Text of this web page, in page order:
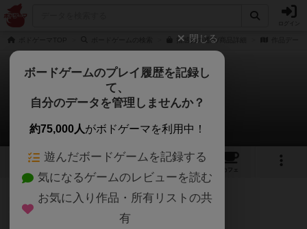
指感覚の通販/商品詳細
指感覚
1件のルール/インスト
5 1
カフェ
131名
閉じる
ボードゲームのプレイ履歴を記録し
て、
自分のデータを管理しませんか？
約75,000人がボドゲーマを利用中！
遊んだボードゲームを記録する
気になるゲームのレビューを読む
お気に入り作品・所有リストの共
有